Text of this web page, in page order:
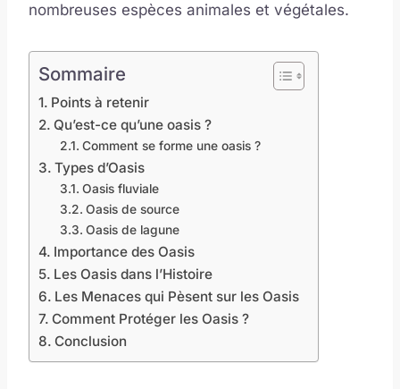
nombreuses espèces animales et végétales.
Sommaire
Points à retenir
Qu’est-ce qu’une oasis ?
Comment se forme une oasis ?
Types d’Oasis
Oasis fluviale
Oasis de source
Oasis de lagune
Importance des Oasis
Les Oasis dans l’Histoire
Les Menaces qui Pèsent sur les Oasis
Comment Protéger les Oasis ?
Conclusion